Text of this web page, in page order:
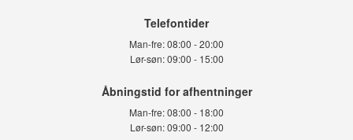
Telefontider
Man-fre:08:00 - 20:00
Lør-søn: 09:00 - 15:00
Man-fre:08:00 - 18:00
Lør-søn:09:00 - 12:00